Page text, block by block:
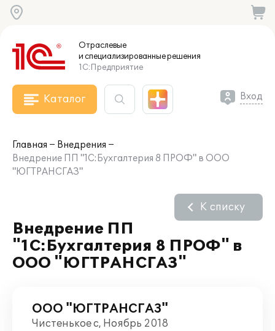
Отраслевые
и специализированныерешения
1С:Предприятие
Каталог Вход
Главная
Внедрения
Внедрение ПП "1С:Бухгалтерия 8 ПРОФ" в ООО
"ЮГТРАНСГАЗ"
Внедрение ПП
"1С:Бухгалтерия 8 ПРОФ" в
ООО "ЮГТРАНСГАЗ"
К списку
ООО "ЮГТРАНСГАЗ"
Чистенькое с, Ноябрь 2018